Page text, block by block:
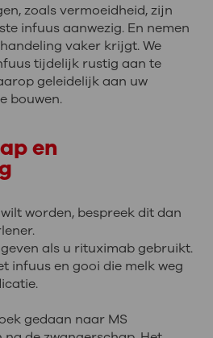
zoals vermoeidheid, zijn
infuus aanwezig. En nemen
vaker krijgt. We
tijdelijk rustig aan te
geleidelijk aan uw
bouwen.
en
worden, bespreek dit dan
als u rituximab gebruikt.
infuus en gooi die melk weg
gedaan naar MS